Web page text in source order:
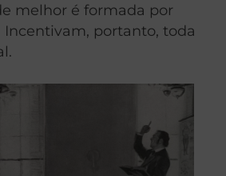
melhor é formada por
Incentivam, portanto, toda